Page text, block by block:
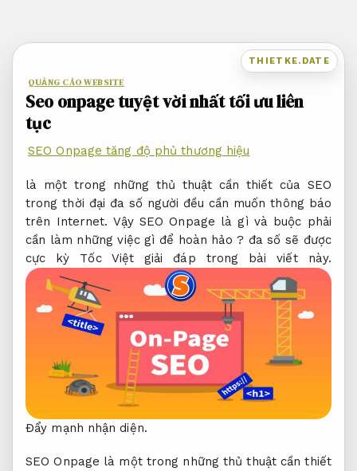
THIETKE.DATE
QUẢNG CÁO WEBSITE
Seo onpage tuyệt vời nhất tối ưu liên
tục
SEO Onpage tăng độ phủ thương hiệu
là một trong những thủ thuật cần thiết của SEO
trong thời đại đa số người đều cần muốn thông báo
trên Internet. Vậy SEO Onpage là gì và buộc phải
cần làm những việc gì để hoàn hảo ? đa số sẽ được
cực kỳ Tốc Việt giải đáp trong bài viết này.
Đẩy mạnh nhận diện.
SEO Onpage là một trong những thủ thuật cần thiết